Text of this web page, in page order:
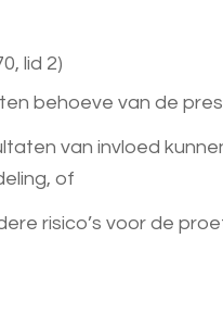
lid 2)
behoeve van de
van invloed
of
risico’s voor de